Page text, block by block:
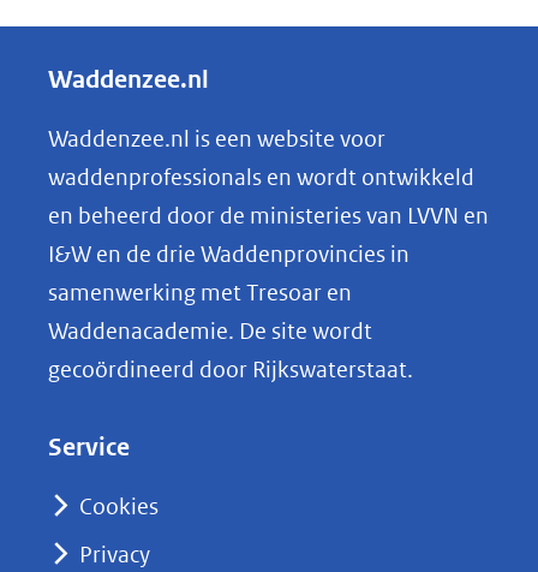
website)
e
e
n
o
p
k
e
Waddenzee.nl
Waddenzee.nl is een website voor
waddenprofessionals en wordt ontwikkeld
en beheerd door de ministeries van LVVN en
I&W en de drie Waddenprovincies in
samenwerking met Tresoar en
Waddenacademie. De site wordt
gecoördineerd door Rijkswaterstaat.
Service
Cookies
Privacy